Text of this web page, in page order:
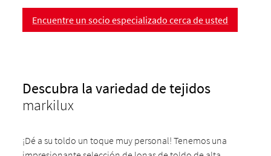
Encuentre un socio especializado cerca de usted
Descubra la variedad de tejidos
markilux
¡Dé a su toldo un toque muy personal! Tenemos una